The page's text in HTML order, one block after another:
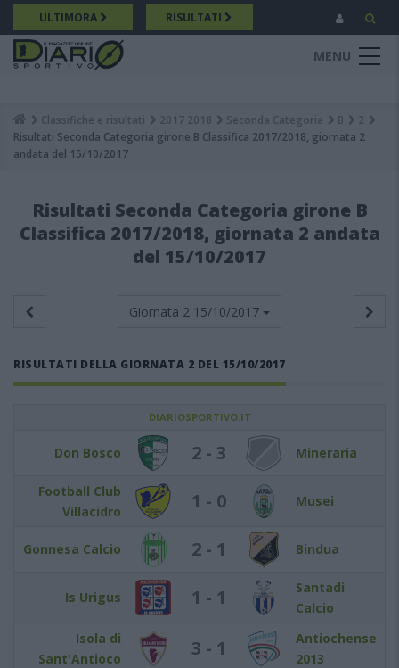
Salta
al
contenuto
principale
ULTIMORA RISULTATI
MENU
Breadcrumb
Classifiche e risultati 2017 2018 Seconda Categoria B
2
Risultati Seconda Categoria girone B Classifica 2017/2018, giornata 2
andata del 15/10/2017
Risultati Seconda Categoria girone B
Classifica 2017/2018, giornata 2 andata
del 15/10/2017
Giornata 2 15/10/2017
RISULTATI DELLA GIORNATA 2 DEL 15/10/2017
DIARIOSPORTIVO.IT
Don Bosco 2 - 3 Mineraria
Football Club
Villacidro
1 - 0 Musei
Gonnesa Calcio 2 - 1 Bindua
Is Urigus 1 - 1
Santadi
Calcio
Isola di
Sant'Antioco
3 - 1
Antiochense
2013